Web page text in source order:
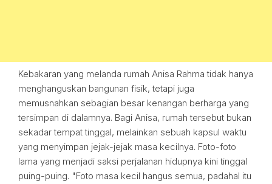
Kebakaran yang melanda rumah Anisa Rahma tidak hanya
menghanguskan bangunan fisik, tetapi juga
memusnahkan sebagian besar kenangan berharga yang
tersimpan di dalamnya. Bagi Anisa, rumah tersebut bukan
sekadar tempat tinggal, melainkan sebuah kapsul waktu
yang menyimpan jejak-jejak masa kecilnya. Foto-foto
lama yang menjadi saksi perjalanan hidupnya kini tinggal
puing-puing. "Foto masa kecil hangus semua, padahal itu